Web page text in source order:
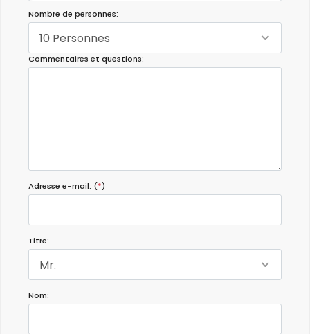
Nombre de personnes:
10 Personnes
Commentaires et questions:
Adresse e-mail: (*)
Titre:
Mr.
Nom: